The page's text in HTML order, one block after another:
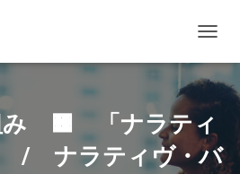
ビ
ゲ
ョ
ン
を
み 🟧 「ナラティ
/ ナラティヴ・バ